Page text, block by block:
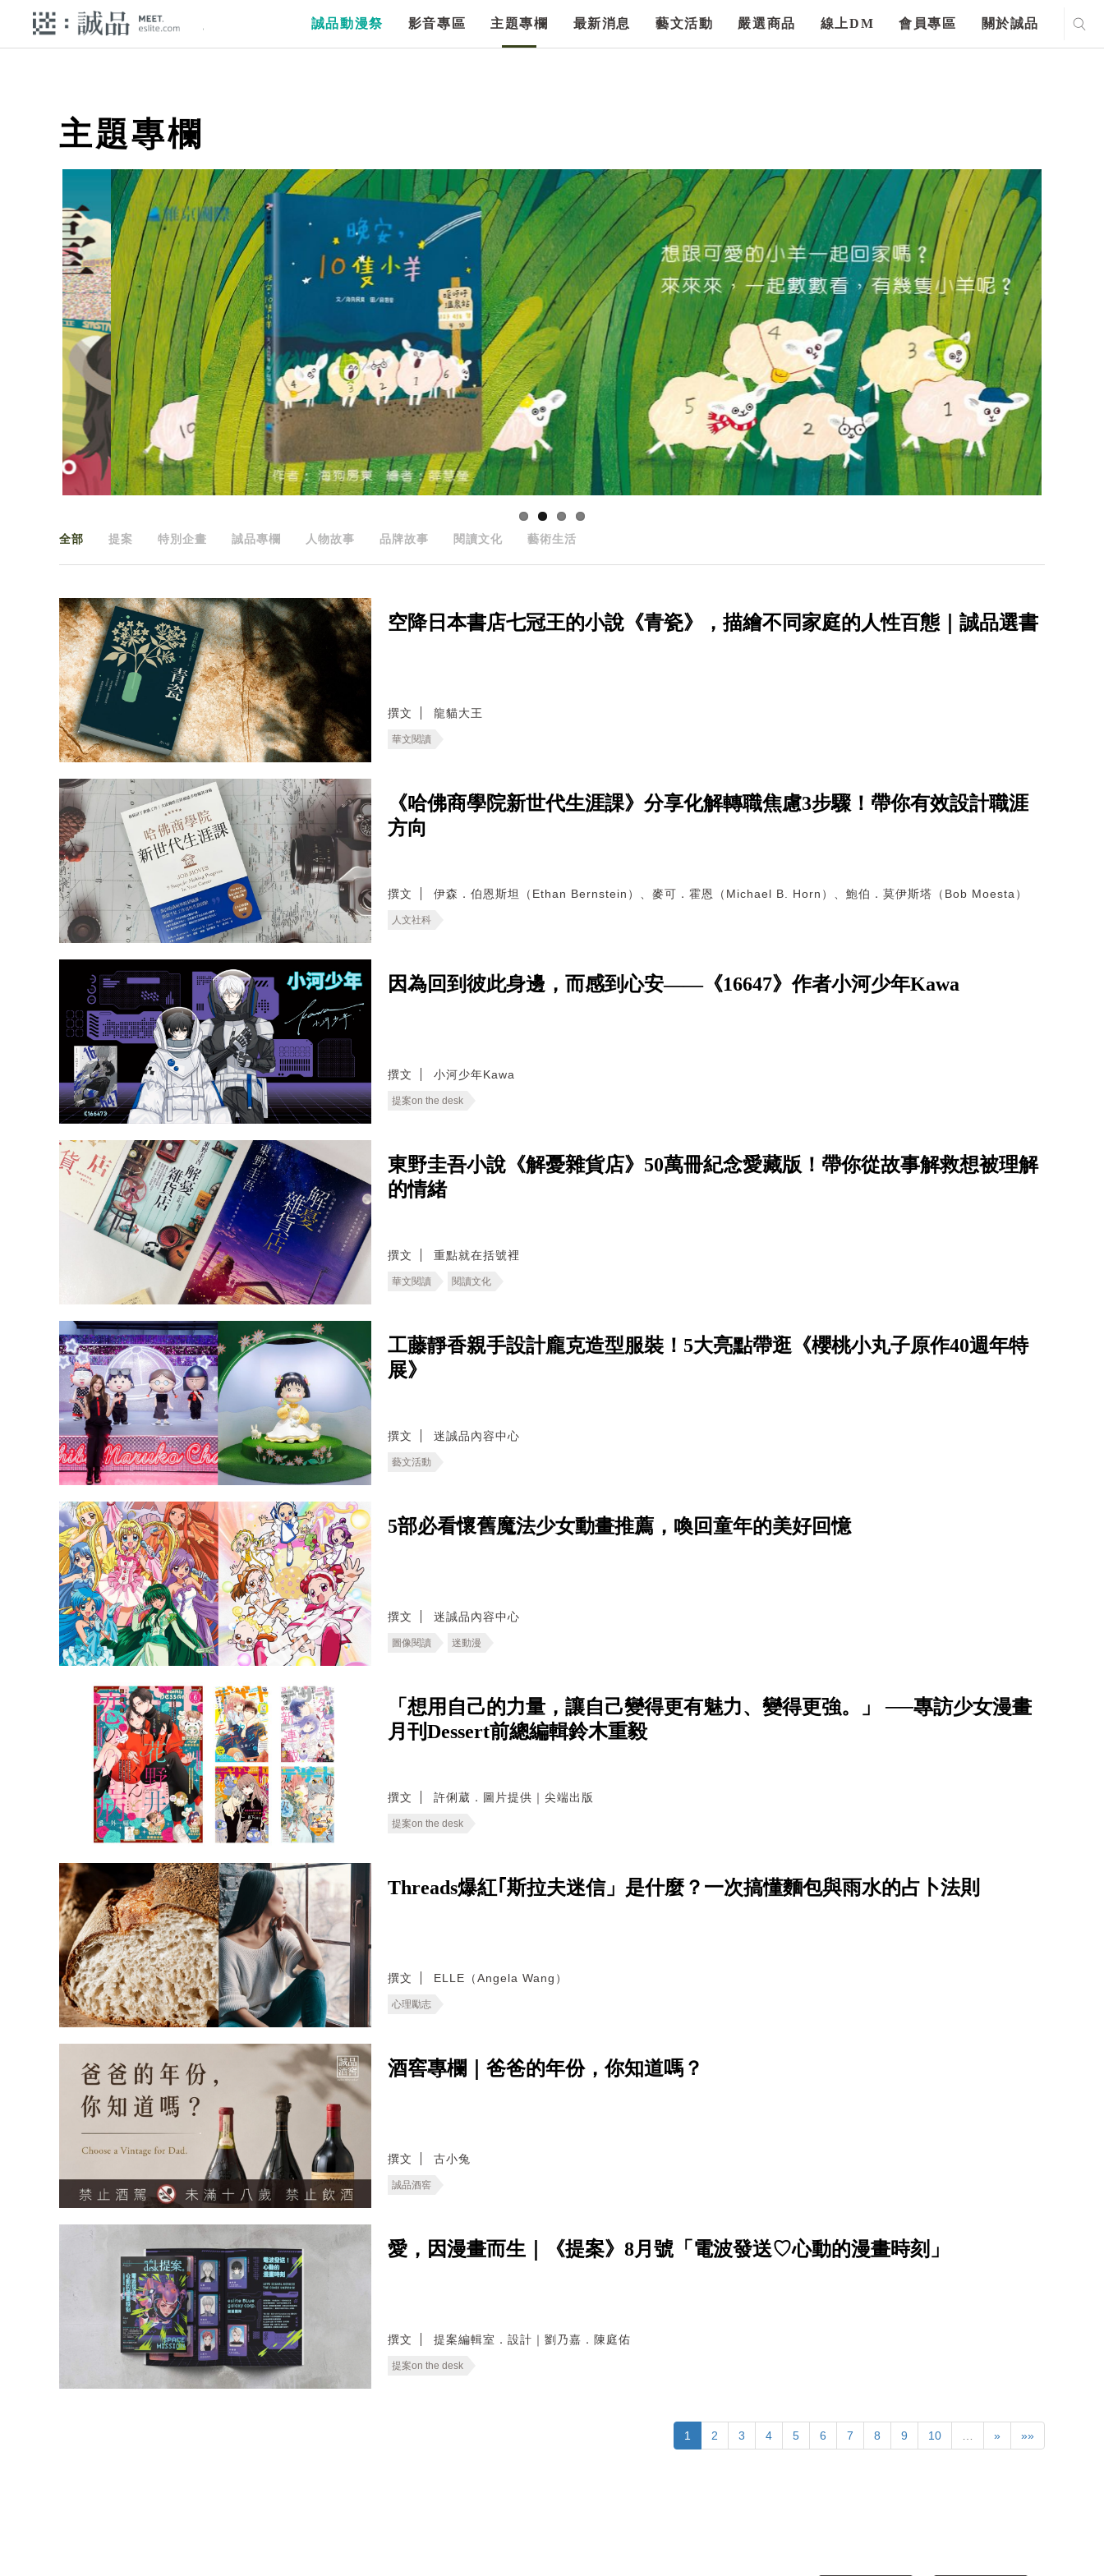
誠品動漫祭 影音專區 主題專欄 最新消息 藝文活動 嚴選商品 線上DM 會員專區 關於誠品
主題專欄
全部 提案 特別企畫 誠品專欄 人物故事 品牌故事 閱讀文化 藝術生活
空降日本書店七冠王的小說《青瓷》，描繪不同家庭的人性百態｜誠品選書
撰文 龍貓大王
華文閱讀
《哈佛商學院新世代生涯課》分享化解轉職焦慮3步驟！帶你有效設計職涯
方向
撰文 伊森．伯恩斯坦（Ethan Bernstein）、麥可．霍恩（Michael B. Horn）、鮑伯．莫伊斯塔（Bob Moesta）
人文社科
因為回到彼此身邊，而感到心安——《16647》作者小河少年Kawa
撰文 小河少年Kawa
提案on the desk
東野圭吾小說《解憂雜貨店》50萬冊紀念愛藏版！帶你從故事解救想被理解
的情緒
撰文 重點就在括號裡
華文閱讀 閱讀文化
工藤靜香親手設計龐克造型服裝！5大亮點帶逛《櫻桃小丸子原作40週年特
展》
撰文 迷誠品內容中心
藝文活動
5部必看懷舊魔法少女動畫推薦，喚回童年的美好回憶
撰文 迷誠品內容中心
圖像閱讀 迷動漫
「想用自己的力量，讓自己變得更有魅力、變得更強。」 ──專訪少女漫畫
月刊Dessert前總編輯鈴木重毅
撰文 許俐葳．圖片提供｜尖端出版
提案on the desk
Threads爆紅｢斯拉夫迷信」是什麼？一次搞懂麵包與雨水的占卜法則
撰文 ELLE（Angela Wang）
心理勵志
酒窖專欄｜爸爸的年份，你知道嗎？
撰文 古小兔
誠品酒窖
愛，因漫畫而生｜《提案》8月號「電波發送♡心動的漫畫時刻」
撰文 提案編輯室．設計｜劉乃嘉．陳庭佑
提案on the desk
1 2 3 4 5 6 7 8 9 10 … » »»